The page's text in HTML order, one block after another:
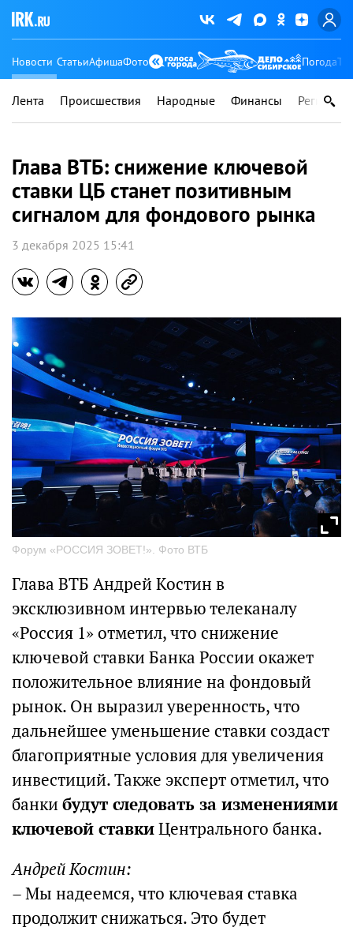
Новости СтатьиАфишаФото Погода
Лента Происшествия Народные Финансы Регионы
Глава ВТБ: снижение ключевой
ставки ЦБ станет позитивным
сигналом для фондового рынка
3 декабря 2025 15:41
Форум «РОССИЯ ЗОВЕТ!». Фото ВТБ
Глава ВТБ Андрей Костин в
эксклюзивном интервью телеканалу
«Россия 1» отметил, что снижение
ключевой ставки Банка России окажет
положительное влияние на фондовый
рынок. Он выразил уверенность, что
дальнейшее уменьшение ставки создаст
благоприятные условия для увеличения
инвестиций. Также эксперт отметил, что
банки будут следовать за изменениями
ключевой ставкиЦентрального банка.
Андрей Костин:
– Мы надеемся, что ключевая ставка
продолжит снижаться. Это будет